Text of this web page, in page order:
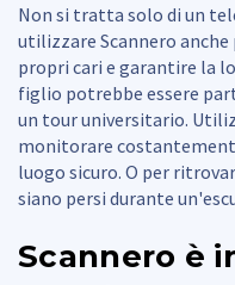
Non si tratta solo di un
utilizzare Scannero
propri cari e garantire la
figlio potrebbe essere
un tour universitario.
monitorare
luogo sicuro. O per
siano persi durante
Scannero è